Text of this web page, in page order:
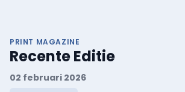
PRINT MAGAZINE
Recente Editie
02 februari 2026